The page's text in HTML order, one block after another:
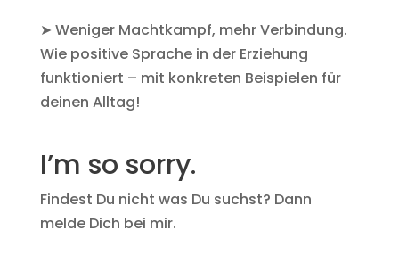
➤ Weniger Machtkampf, mehr Verbindung.
Wie positive Sprache in der Erziehung
funktioniert – mit konkreten Beispielen für
deinen Alltag!
I’m so sorry.
Findest Du nicht was Du suchst? Dann
melde Dich bei mir.